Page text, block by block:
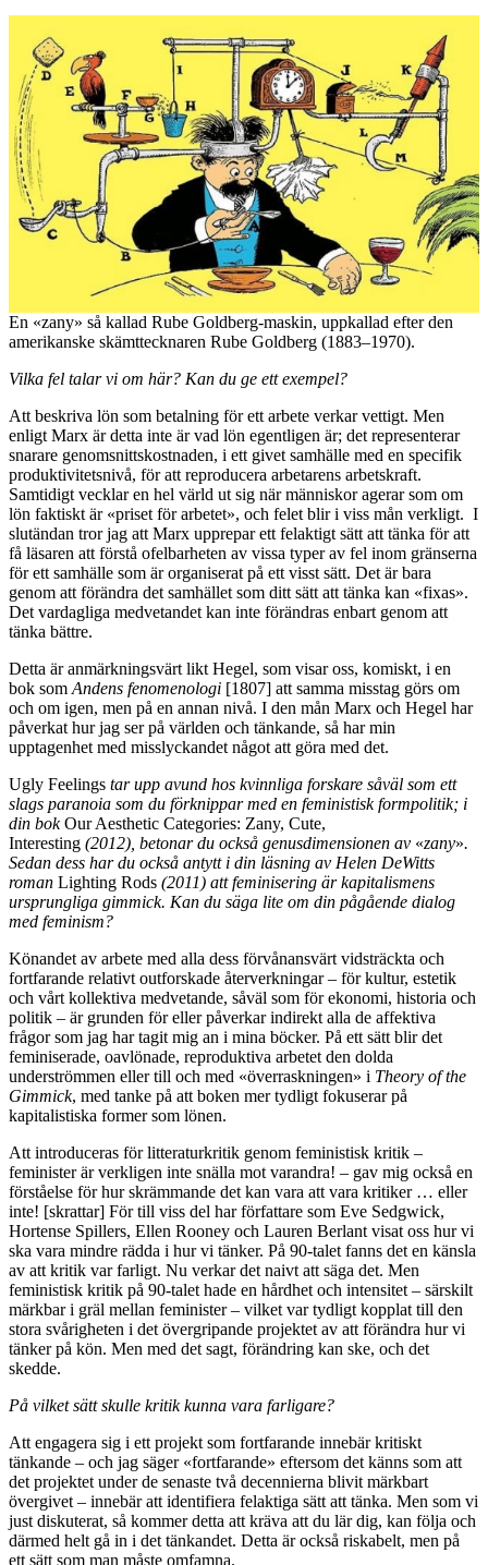
En «zany» så kallad Rube Goldberg-maskin, uppkallad efter den
amerikanske skämttecknaren Rube Goldberg (1883–1970).
Vilka fel talar vi om här? Kan du ge ett exempel?
Att beskriva lön som betalning för ett arbete verkar vettigt. Men
enligt Marx är detta inte är vad lön egentligen är; det representerar
snarare genomsnittskostnaden, i ett givet samhälle med en specifik
produktivitetsnivå, för att reproducera arbetarens arbetskraft.
Samtidigt vecklar en hel värld ut sig när människor agerar som om
lön faktiskt är «priset för arbetet», och felet blir i viss mån verkligt. I
slutändan tror jag att Marx upprepar ett felaktigt sätt att tänka för att
få läsaren att förstå ofelbarheten av vissa typer av fel inom gränserna
för ett samhälle som är organiserat på ett visst sätt. Det är bara
genom att förändra det samhället som ditt sätt att tänka kan «fixas».
Det vardagliga medvetandet kan inte förändras enbart genom att
tänka bättre.
Detta är anmärkningsvärt likt Hegel, som visar oss, komiskt, i en
bok som Andens fenomenologi [1807] att samma misstag görs om
och om igen, men på en annan nivå. I den mån Marx och Hegel har
påverkat hur jag ser på världen och tänkande, så har min
upptagenhet med misslyckandet något att göra med det.
Ugly Feelings tar upp avund hos kvinnliga forskare såväl som ett
slags paranoia som du förknippar med en feministisk formpolitik; i
din bokOur Aesthetic Categories: Zany, Cute,
Interesting (2012), betonar du också genusdimensionen av «zany».
Sedan dess har du också antytt i din läsning av Helen DeWitts
roman Lighting Rods (2011) att feminisering är kapitalismens
ursprungliga gimmick. Kan du säga lite om din pågående dialog
med feminism?
Könandet av arbete med alla dess förvånansvärt vidsträckta och
fortfarande relativt outforskade återverkningar – för kultur, estetik
och vårt kollektiva medvetande, såväl som för ekonomi, historia och
politik – är grunden för eller påverkar indirekt alla de affektiva
frågor som jag har tagit mig an i mina böcker. På ett sätt blir det
feminiserade, oavlönade, reproduktiva arbetet den dolda
underströmmen eller till och med «överraskningen» i Theory of the
Gimmick, med tanke på att boken mer tydligt fokuserar på
kapitalistiska former som lönen.
Att introduceras för litteraturkritik genom feministisk kritik –
feminister är verkligen inte snälla mot varandra! – gav mig också en
förståelse för hur skrämmande det kan vara att vara kritiker … eller
inte! [skrattar] För till viss del har författare som Eve Sedgwick,
Hortense Spillers, Ellen Rooney och Lauren Berlant visat oss hur vi
ska vara mindre rädda i hur vi tänker. På 90-talet fanns det en känsla
av att kritik var farligt. Nu verkar det naivt att säga det. Men
feministisk kritik på 90-talet hade en hårdhet och intensitet – särskilt
märkbar i gräl mellan feminister – vilket var tydligt kopplat till den
stora svårigheten i det övergripande projektet av att förändra hur vi
tänker på kön. Men med det sagt, förändring kan ske, och det
skedde.
På vilket sätt skulle kritik kunna vara farligare?
Att engagera sig i ett projekt som fortfarande innebär kritiskt
tänkande – och jag säger «fortfarande» eftersom det känns som att
det projektet under de senaste två decennierna blivit märkbart
övergivet – innebär att identifiera felaktiga sätt att tänka. Men som vi
just diskuterat, så kommer detta att kräva att du lär dig, kan följa och
därmed helt gå in i det tänkandet. Detta är också riskabelt, men på
ett sätt som man måste omfamna.